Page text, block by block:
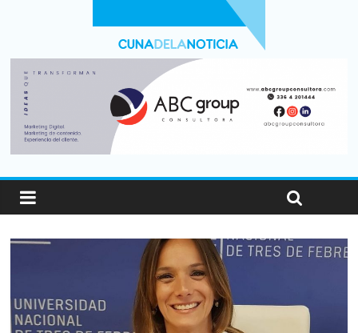
Fuerte caída de la venta de autos usados en julio: bajó un 12,6%